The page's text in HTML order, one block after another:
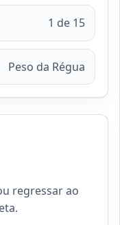
1 de 15
Peso da Régua
regressar ao